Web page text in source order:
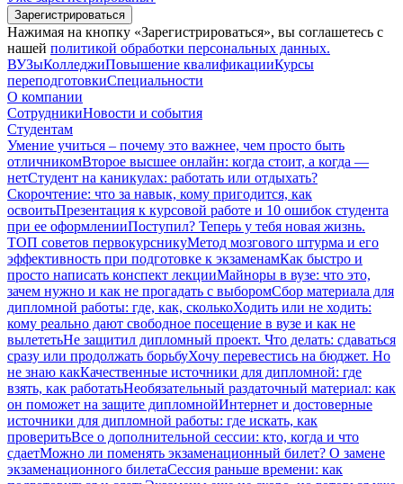
Зарегистрироваться
Нажимая на кнопку «Зарегистрироваться», вы соглашетесь с
нашей политикой обработки персональных данных.
ВУЗыКолледжиПовышение квалификацииКурсы
переподготовкиСпециальности
О компании
СотрудникиНовости и события
Студентам
Умение учиться – почему это важнее, чем просто быть
отличникомВторое высшее онлайн: когда стоит, а когда —
нетСтудент на каникулах: работать или отдыхать?
Скорочтение: что за навык, кому пригодится, как
освоитьПрезентация к курсовой работе и 10 ошибок студента
при ее оформленииПоступил? Теперь у тебя новая жизнь.
ТОП советов первокурсникуМетод мозгового штурма и его
эффективность при подготовке к экзаменамКак быстро и
просто написать конспект лекцииМайноры в вузе: что это,
зачем нужно и как не прогадать с выборомСбор материала для
дипломной работы: где, как, сколькоХодить или не ходить:
кому реально дают свободное посещение в вузе и как не
вылететьНе защитил дипломный проект. Что делать: сдаваться
сразу или продолжать борьбуХочу перевестись на бюджет. Но
не знаю какКачественные источники для дипломной: где
взять, как работатьНеобязательный раздаточный материал: как
он поможет на защите дипломнойИнтернет и достоверные
источники для дипломной работы: где искать, как
проверитьВсе о дополнительной сессии: кто, когда и что
сдаетМожно ли поменять экзаменационный билет? О замене
экзаменационного билетаСессия раньше времени: как